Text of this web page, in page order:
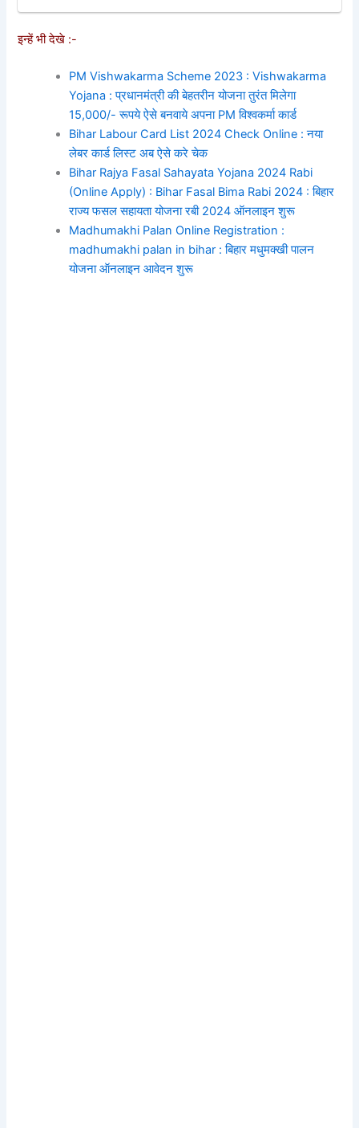
इन्हें भी देखे :-
PM Vishwakarma Scheme 2023 : Vishwakarma
Yojana : प्रधानमंत्री की बेहतरीन योजना तुरंत मिलेगा
15,000/- रूपये ऐसे बनवाये अपना PM विश्वकर्मा कार्ड
Bihar Labour Card List 2024 Check Online : नया
लेबर कार्ड लिस्ट अब ऐसे करे चेक
Bihar Rajya Fasal Sahayata Yojana 2024 Rabi
(Online Apply) : Bihar Fasal Bima Rabi 2024 : बिहार
राज्य फसल सहायता योजना रबी 2024 ऑनलाइन शुरू
Madhumakhi Palan Online Registration :
madhumakhi palan in bihar : बिहार मधुमक्खी पालन
योजना ऑनलाइन आवेदन शुरू